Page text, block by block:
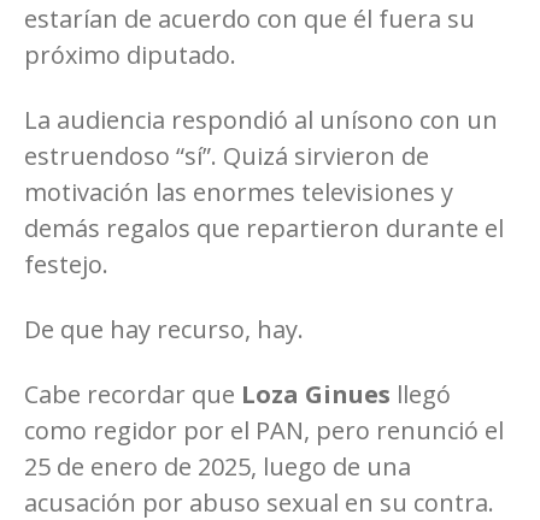
estarían de acuerdo con que él fuera su
próximo diputado.
La audiencia respondió al unísono con un
estruendoso “sí”. Quizá sirvieron de
motivación las enormes televisiones y
demás regalos que repartieron durante el
festejo.
De que hay recurso, hay.
Cabe recordar que Loza Ginues llegó
como regidor por el PAN, pero renunció el
25 de enero de 2025, luego de una
acusación por abuso sexual en su contra.